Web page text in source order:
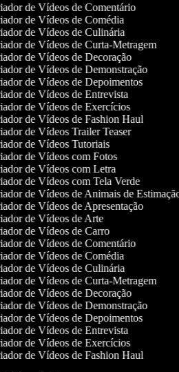
de Vídeos de Comentário
de Vídeos de Comédia
de Vídeos de Culinária
de Vídeos de Curta-Metragem
de Vídeos de Decoração
de Vídeos de Demonstração
de Vídeos de Depoimentos
de Vídeos de Entrevista
de Vídeos de Exercícios
de Vídeos de Fashion Haul
de Vídeos Trailer Teaser
de Vídeos Tutoriais
de Vídeos com Fotos
de Vídeos com Letra
de Vídeos com Tela Verde
de Vídeos de Animais de Estimação
de Vídeos de Apresentação
de Vídeos de Arte
de Vídeos de Carro
de Vídeos de Comentário
de Vídeos de Comédia
de Vídeos de Culinária
de Vídeos de Curta-Metragem
de Vídeos de Decoração
de Vídeos de Demonstração
de Vídeos de Depoimentos
de Vídeos de Entrevista
de Vídeos de Exercícios
de Vídeos de Fashion Haul